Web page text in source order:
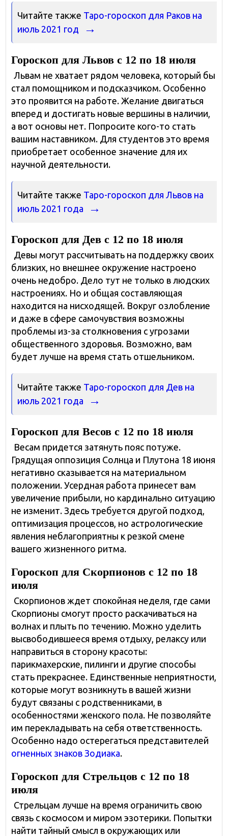
Читайте также Таро-гороскоп для Раков на
июль 2021 год
Гороскоп для Львов с 12 по 18 июля
Львам не хватает рядом человека, который бы
стал помощником и подсказчиком. Особенно
это проявится на работе. Желание двигаться
вперед и достигать новые вершины в наличии,
а вот основы нет. Попросите кого-то стать
вашим наставником. Для студентов это время
приобретает особенное значение для их
научной деятельности.
Читайте также Таро-гороскоп для Львов на
июль 2021 года
Гороскоп для Дев с 12 по 18 июля
Девы могут рассчитывать на поддержку своих
близких, но внешнее окружение настроено
очень недобро. Дело тут не только в людских
настроениях. Но и общая составляющая
находится на нисходящей. Вокруг озлобление
и даже в сфере самочувствия возможны
проблемы из-за столкновения с угрозами
общественного здоровья. Возможно, вам
будет лучше на время стать отшельником.
Читайте также Таро-гороскоп для Дев на
июль 2021 года
Гороскоп для Весов с 12 по 18 июля
Весам придется затянуть пояс потуже.
Грядущая оппозиция Солнца и Плутона 18 июня
негативно сказывается на материальном
положении. Усердная работа принесет вам
увеличение прибыли, но кардинально ситуацию
не изменит. Здесь требуется другой подход,
оптимизация процессов, но астрологические
явления неблагоприятны к резкой смене
вашего жизненного ритма.
Гороскоп для Скорпионов с 12 по 18
июля
Скорпионов ждет спокойная неделя, где сами
Скорпионы смогут просто раскачиваться на
волнах и плыть по течению. Можно уделить
высвободившееся время отдыху, релаксу или
направиться в сторону красоты:
парикмахерские, пилинги и другие способы
стать прекраснее. Единственные неприятности,
которые могут возникнуть в вашей жизни
будут связаны с родственниками, в
особенностями женского пола. Не позволяйте
им перекладывать на себя ответственность.
Особенно надо остерегаться представителей
огненных знаков Зодиака.
Гороскоп для Стрельцов с 12 по 18
июля
Стрельцам лучше на время ограничить свою
связь с космосом и миром эзотерики. Попытки
найти тайный смысл в окружающих или